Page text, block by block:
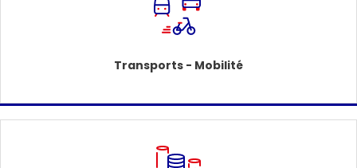
Transports - Mobilité